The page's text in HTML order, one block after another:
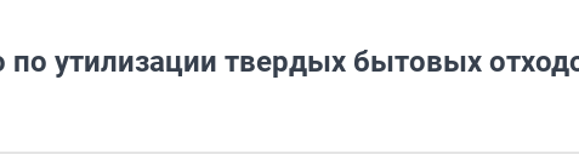
по утилизации твердых бытовых